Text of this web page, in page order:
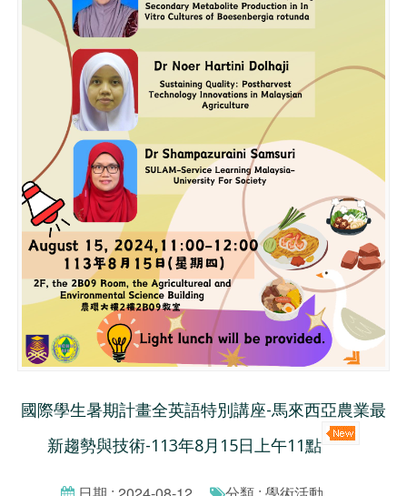
國際學生暑期計畫全英語特別講座-馬來西亞農業最
新趨勢與技術-113年8月15日上午11點